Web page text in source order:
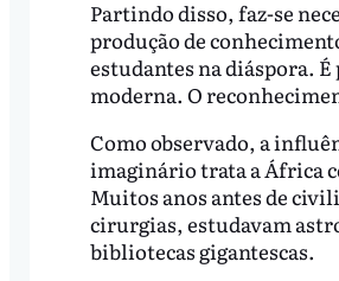
Partindo disso, faz-se
produção de
estudantes na diáspora.
moderna. O
Como observado, a
imaginário trata a África
Muitos anos antes de
cirurgias, estudavam
bibliotecas gigantescas.